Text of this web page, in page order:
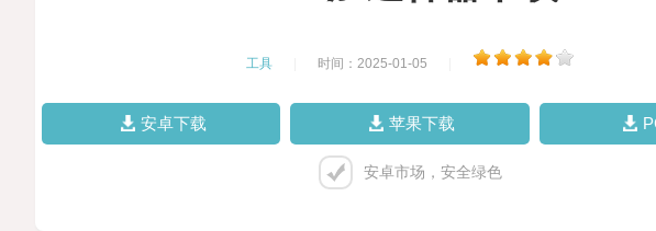
工具 时间：2025-01-05
安卓下载 苹果下载
安卓市场，安全绿色